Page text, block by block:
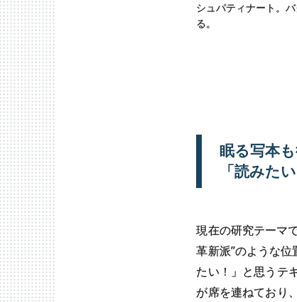
シュパティナート。
る。
眠る写本も
「読みたい
現在の研究テーマ
革新派”のような
たい！」と思うテ
が席を連ねており